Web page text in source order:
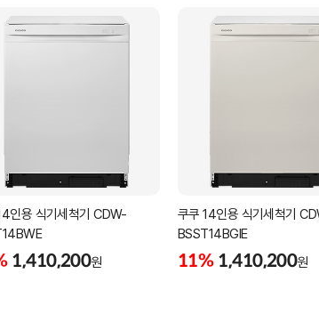
인용 식기세척기 CDW-
1,410,200원
쿠쿠 14인용 식기세척기
BSST14BGIE
11% 1,410,200원